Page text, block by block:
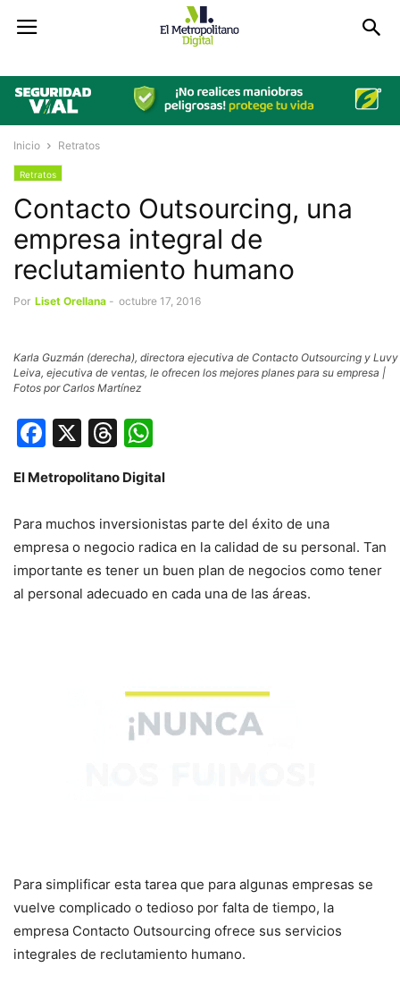
Inicio Retratos
Retratos
Contacto Outsourcing, una
empresa integral de
reclutamiento humano
Por Liset Orellana - octubre 17, 2016
Karla Guzmán (derecha), directora ejecutiva de Contacto Outsourcing y Luvy
Leiva, ejecutiva de ventas, le ofrecen los mejores planes para su empresa |
Fotos por Carlos Martínez
Facebook
X Threads
El Metropolitano Digital
Para muchos inversionistas parte del éxito de una
empresa o negocio radica en la calidad de su personal. Tan
importante es tener un buen plan de negocios como tener
al personal adecuado en cada una de las áreas.
Para simplificar esta tarea que para algunas empresas se
vuelve complicado o tedioso por falta de tiempo, la
empresa Contacto Outsourcing ofrece sus servicios
integrales de reclutamiento humano.